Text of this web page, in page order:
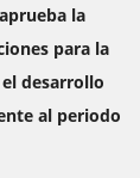
la
para la
desarrollo
al periodo